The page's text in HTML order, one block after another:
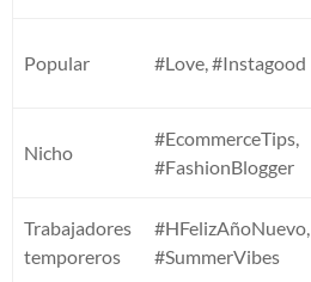
Popular #Love, #Instagood
Nicho
#EcommerceTips,
#FashionBlogger
Trabajadores
temporeros
#HFelizAñoNuevo,
#SummerVibes